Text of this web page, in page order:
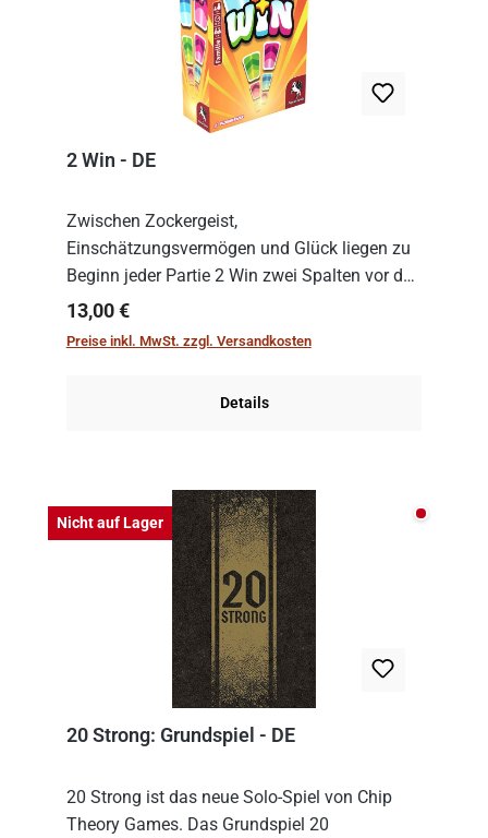
2 Win - DE
Zwischen Zockergeist,
Einschätzungsvermögen und Glück liegen zu
Beginn jeder Partie 2 Win zwei Spalten vor den
Spielenden aus, die es in die Höhe zu treiben
gilt. Doch das geht natürlich nur, solange man
Regulärer Preis:
13,00 €
Preise inkl. MwSt. zzgl. Versandkosten
Details
Nicht auf Lager Nicht
20 Strong: Grundspiel - DE
20 Strong ist das neue Solo-Spiel von Chip
Theory Games. Das Grundspiel 20